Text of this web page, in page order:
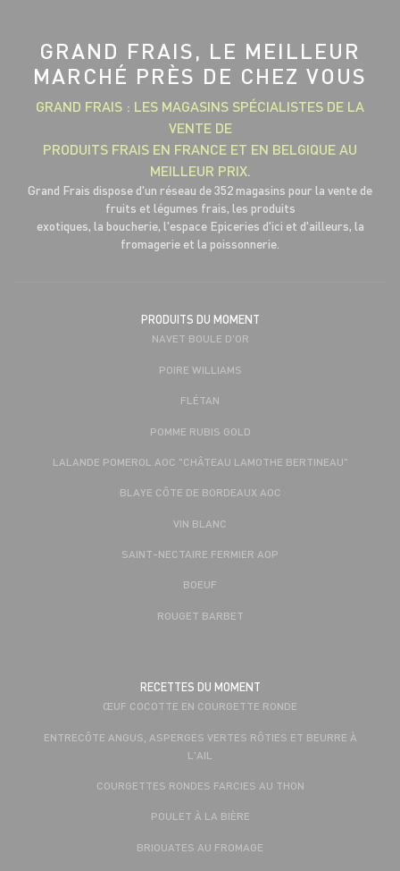
GRAND FRAIS, LE MEILLEUR
MARCHÉ PRÈS DE CHEZ VOUS
GRAND FRAIS : LES MAGASINS SPÉCIALISTES DE LA
VENTE DE
PRODUITS FRAIS EN FRANCE ET EN BELGIQUE AU
MEILLEUR PRIX.
Grand Frais dispose d'un réseau de 352 magasins pour la vente de
fruits et légumes frais, les produits
exotiques, la boucherie, l'espace Epiceries d'ici et d'ailleurs, la
fromagerie et la poissonnerie.
PRODUITS DU MOMENT
NAVET BOULE D'OR
POIRE WILLIAMS
FLÉTAN
POMME RUBIS GOLD
LALANDE POMEROL AOC "CHÂTEAU LAMOTHE BERTINEAU"
BLAYE CÔTE DE BORDEAUX AOC
VIN BLANC
SAINT-NECTAIRE FERMIER AOP
BOEUF
ROUGET BARBET
RECETTES DU MOMENT
ŒUF COCOTTE EN COURGETTE RONDE
ENTRECÔTE ANGUS, ASPERGES VERTES RÔTIES ET BEURRE À
L'AIL
COURGETTES RONDES FARCIES AU THON
POULET À LA BIÈRE
BRIOUATES AU FROMAGE